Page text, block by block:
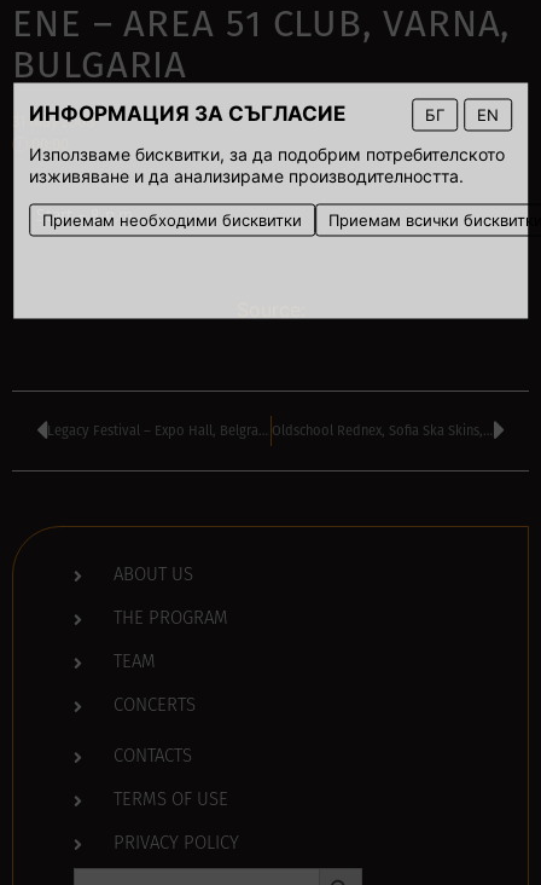
ИНФОРМАЦИЯ ЗА СЪГЛАСИЕ БГ EN
Използваме бисквитки, за да подобрим потребителското
изживяване и да анализираме производителността.
Приемам необходими бисквитки Приемам всички
ENE – AREA 51 CLUB, VARNA,
BULGARIA
31 May 2008
00:00
Start – 8 p.m.
Legacy Festival – Expo Hall, Belgrade, Serbia Oldschool Rednex, Sofia Ska Skins, Remont – Toucan Bluzz & Rock Bar, Sofia, Bulgaria
ABOUT US
THE PROGRAM
TEAM
CONCERTS
CONTACTS
TERMS OF USE
PRIVACY POLICY
Search Button